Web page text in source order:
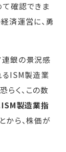
て確認できま
済運営に、勇
連銀の景況感
るISM製造業
らく、この数
ISM製造業指
から、株価が